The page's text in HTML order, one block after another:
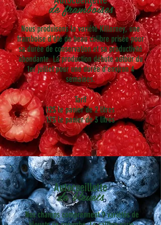
de framboises
Nous produisons la variété Killarney, une
framboise d'été de beau calibre prisée pour
sa durée de conservation et sa productivité
abondante. La production débute autour du
1er juillet pour une durée d'environ 4
semaines.
Tarif
12$ le panier de 2 litres
17$ le panier de 3 litres
Autocueillette
de bleuets
Nos champs comprennent 9 variétés de